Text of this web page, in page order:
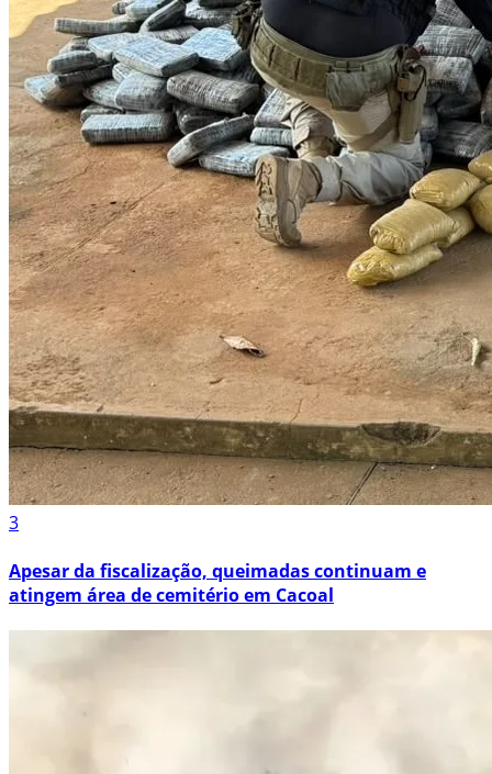
3
Apesar da fiscalização, queimadas continuam e
atingem área de cemitério em Cacoal